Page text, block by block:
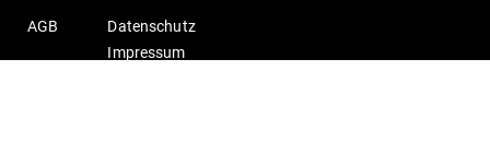
AGB
Datenschutz
Impressum